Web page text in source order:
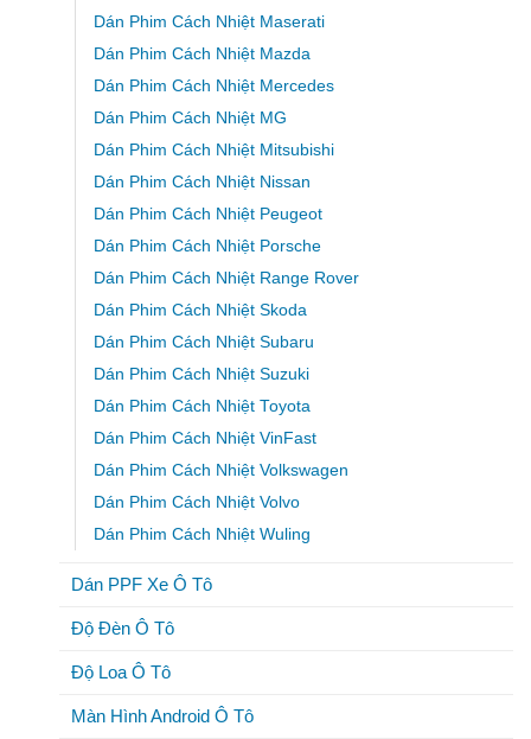
Dán Phim Cách Nhiệt Maserati
Dán Phim Cách Nhiệt Mazda
Dán Phim Cách Nhiệt Mercedes
Dán Phim Cách Nhiệt MG
Dán Phim Cách Nhiệt Mitsubishi
Dán Phim Cách Nhiệt Nissan
Dán Phim Cách Nhiệt Peugeot
Dán Phim Cách Nhiệt Porsche
Dán Phim Cách Nhiệt Range Rover
Dán Phim Cách Nhiệt Skoda
Dán Phim Cách Nhiệt Subaru
Dán Phim Cách Nhiệt Suzuki
Dán Phim Cách Nhiệt Toyota
Dán Phim Cách Nhiệt VinFast
Dán Phim Cách Nhiệt Volkswagen
Dán Phim Cách Nhiệt Volvo
Dán Phim Cách Nhiệt Wuling
Dán PPF Xe Ô Tô
Độ Đèn Ô Tô
Độ Loa Ô Tô
Màn Hình Android Ô Tô